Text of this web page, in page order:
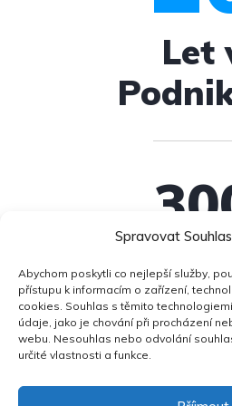
Spravovat
Abychom poskytli co nejlepší služby,
přístupu k informacím o zařízení,
cookies. Souhlas s těmito
údaje, jako je chování při procházení
webu. Nesouhlas nebo odvolání
určité vlastnosti a funkce.
Let
Prodaných
2